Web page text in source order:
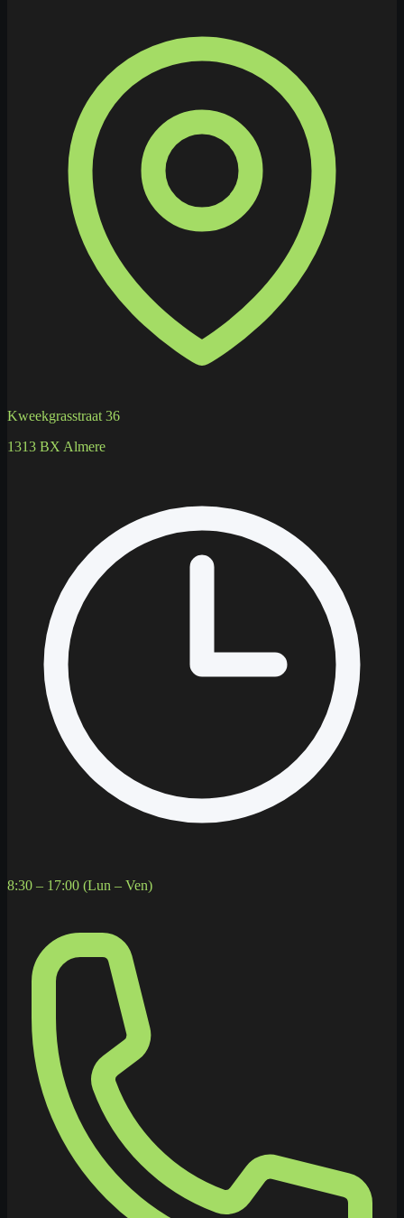
Kweekgrasstraat 36
1313 BX Almere
8:30 – 17:00 (Lun – Ven)